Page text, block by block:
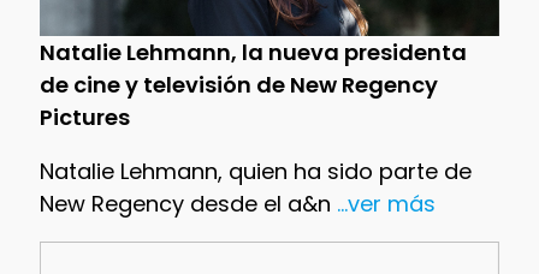
Natalie Lehmann, la nueva presidenta
de cine y televisión de New Regency
Pictures
Natalie Lehmann, quien ha sido parte de
New Regency desde el a&n ...ver más